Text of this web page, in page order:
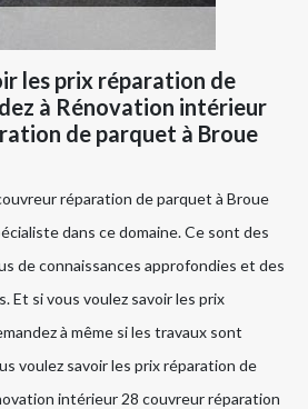
les prix réparation de
à Rénovation intérieur
de parquet à Broue
réparation de parquet à Broue
dans ce domaine. Ce sont des
de connaissances approfondies et des
Et si vous voulez savoir les prix
à même si les travaux sont
voulez savoir les prix réparation de
intérieur 28 couvreur réparation